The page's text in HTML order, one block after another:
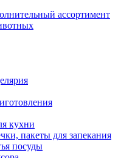
ассортимент
кухни
пакеты для запекания
посуды